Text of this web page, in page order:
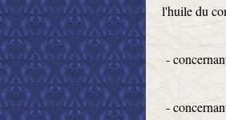
l'huile du
-
-